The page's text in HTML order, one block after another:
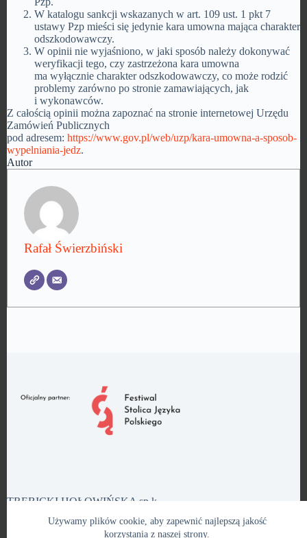
Używamy plików cookie, aby zapewnić najlepszą jakość
korzystania z naszej strony.
W katalogu sankcji wskazanych w art. 109 ust. 1 pkt 7
ustawy Pzp mieści się jedynie kara umowna mająca charakter
odszkodowawczy.
W opinii nie wyjaśniono, w jaki sposób należy dokonywać
weryfikacji tego, czy zastrzeżona kara umowna
ma wyłącznie charakter odszkodowawczy, co może rodzić
problemy zarówno po stronie zamawiających, jak
i wykonawców.
Z całością opinii można zapoznać na stronie internetowej Urzędu
Zamówień Publicznych
pod adresem: https://www.gov.pl/web/uzp/kara-umowna-a-sposob-
wypelniania-jedz.
Autor
Rafał Świerzbiński
TRĘBICKI HOŁOWIŃSKA sp.k.
kancelaria@th.pl